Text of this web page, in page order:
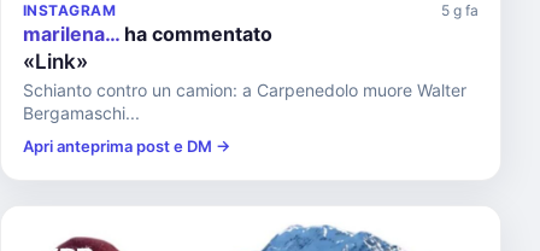
INSTAGRAM 5 g fa
marilena… ha commentato
«Link»
Schianto contro un camion: a Carpenedolo muore Walter
Bergamaschi...
Apri anteprima post e DM →